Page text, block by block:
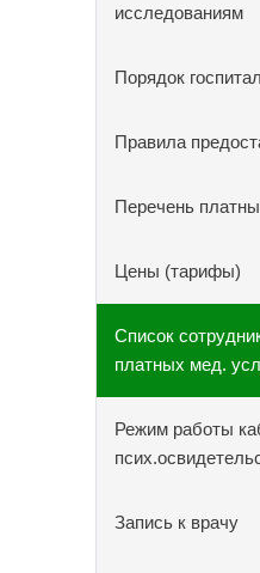
исследованиям
Порядок
Правила
Перечень
Цены (тарифы)
Список
платных мед.
Режим работы
Запись к врачу